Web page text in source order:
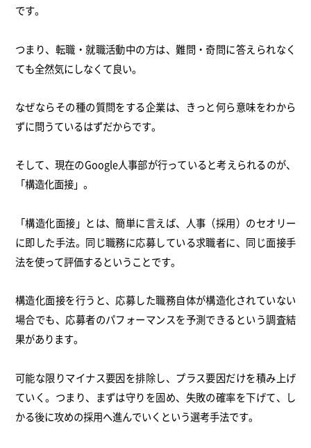
です。
つまり、転職・就職活動中の方は、難問・奇問に答えられなく
ても全然気にしなくて良い。
なぜならその種の質問をする企業は、きっと何ら意味をわから
ずに問うているはずだからです。
そして、現在のGoogle人事部が行っていると考えられるのが、
「構造化面接」。
「構造化面接」とは、簡単に言えば、人事（採用）のセオリー
に即した手法。同じ職務に応募している求職者に、同じ面接手
法を使って評価するということです。
構造化面接を行うと、応募した職務自体が構造化されていない
場合でも、応募者のパフォーマンスを予測できるという調査結
果があります。
可能な限りマイナス要因を排除し、プラス要因だけを積み上げ
ていく。つまり、まずは守りを固め、失敗の確率を下げて、し
かる後に攻めの採用へ進んでいくという選考手法です。